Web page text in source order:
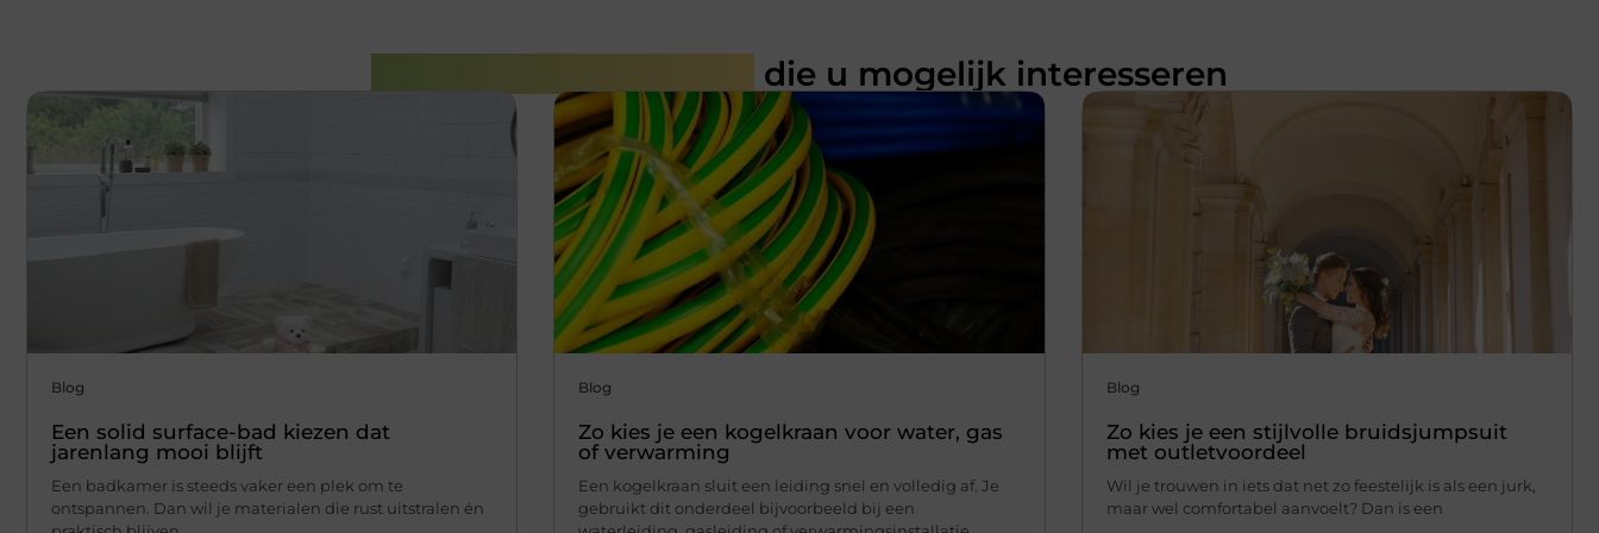
die u mogelijk interesseren
Blog
Een solid surface-bad kiezen dat
jarenlang mooi blijft
Een badkamer is steeds vaker een plek om te
ontspannen. Dan wil je materialen die rust uitstralen én
Blog
Zo kies je een kogelkraan voor water, gas
of verwarming
Een kogelkraan sluit een leiding snel en volledig af. Je
gebruikt dit onderdeel bijvoorbeeld bij een
Blog
Zo kies je een stijlvolle bruidsjumpsuit
met outletvoordeel
Wil je trouwen in iets dat net zo feestelijk is als een jurk,
maar wel comfortabel aanvoelt? Dan is een